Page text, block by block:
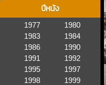
ปีหนัง
1977
1980
1983
1984
1986
1990
1991
1992
1995
1997
1998
1999